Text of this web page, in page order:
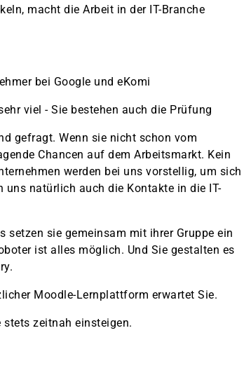
macht die Arbeit in der IT-Branche
bei Google und eKomi
viel - Sie bestehen auch die Prüfung
gefragt. Wenn sie nicht schon vom
Chancen auf dem Arbeitsmarkt. Kein
werden bei uns vorstellig, um sich
uns natürlich auch die Kontakte in die IT-
setzen sie gemeinsam mit ihrer Gruppe ein
ist alles möglich. Und Sie gestalten es
Moodle-Lernplattform erwartet Sie.
stets zeitnah einsteigen.